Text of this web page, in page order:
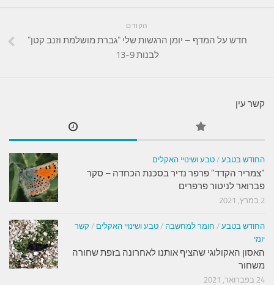
הקודם
חדש על המדף – יומן הרגשות שלי "גברת מושלמת וזנב קטן"
לבנות 13-9
קשר עין
החודש בטבע / טבע ושינויי האקלים
"צמריר הקדד" פרפר נדיר בסכנת הכחדה – סקר
פברואר לניטור פרפרים
2 במרץ, 2021
החודש בטבע / חומר למחשבה / טבע ושינויי האקלים / קשר
יומי
האסון האקולוגי שהציף אותנו לאחרונה בזפת שחורה
משחור
24 בפברואר, 2021